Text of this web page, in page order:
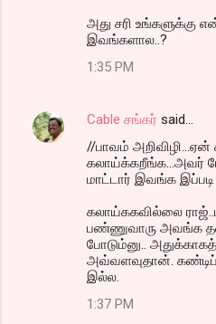
அது சரி உங்களுக்கு
இவங்களால..?
1:35 PM
Cable சங்கர் said…
//பாவம்
கலாய்க்கறீங்க...அவர்
மாட்டார் இவங்க
கலாய்ககவில்லை
பண்ணுவாரு அவங்க
போடும்னு..
அவ்வளவுதான்.
இல்ல.
1:37 PM